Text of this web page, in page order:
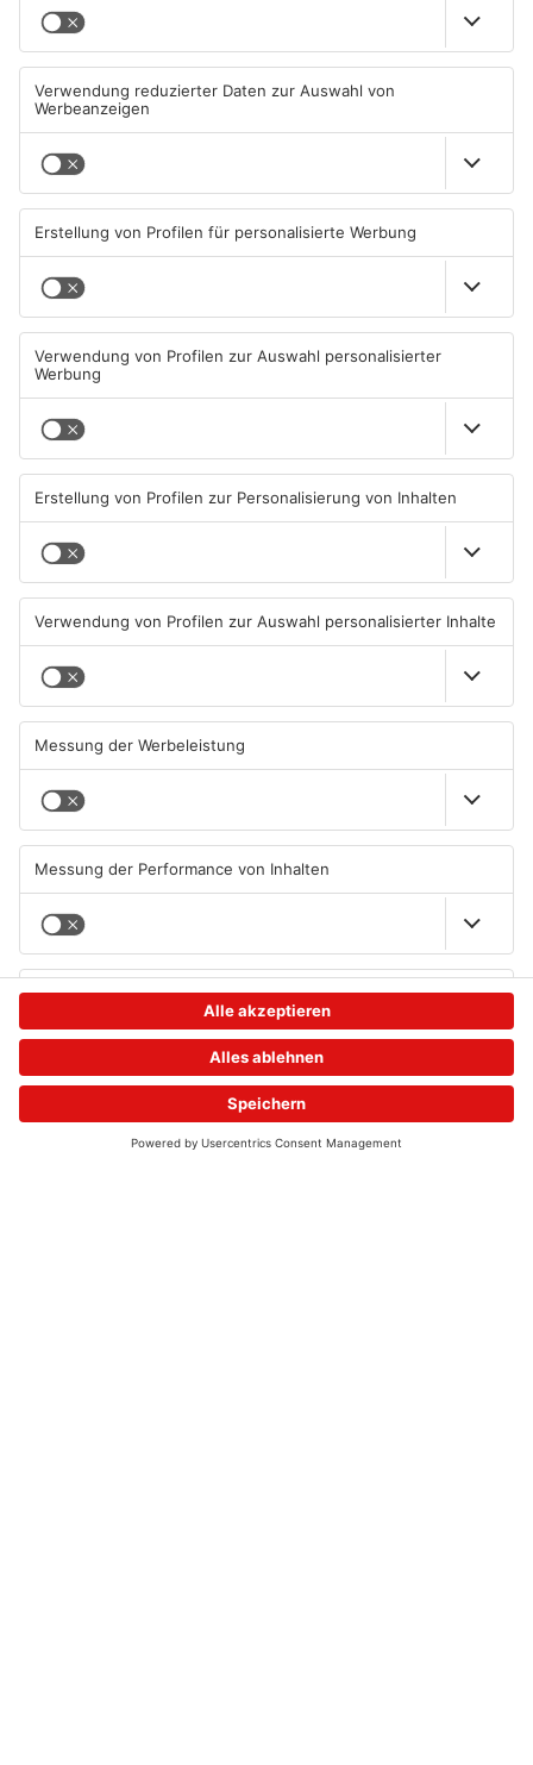
Mehr aus
Odenwald
TOPNEWS
Erbach: Explosion an
Wohnhaus in der Danziger
07.08.2026, 07:10 UHR IN